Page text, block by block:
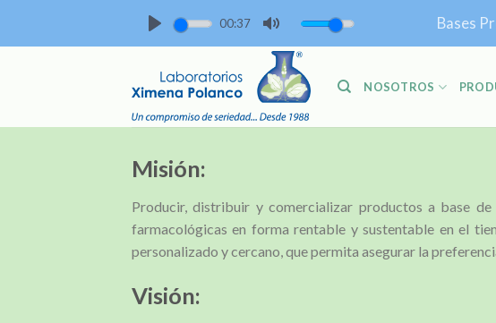
00:37 Bases
NOSOTROS
Misión:
Producir, distribuir y comercializar productos a base
farmacológicas en forma rentable y sustentable en el
personalizado y cercano, que permita asegurar la
Visión: